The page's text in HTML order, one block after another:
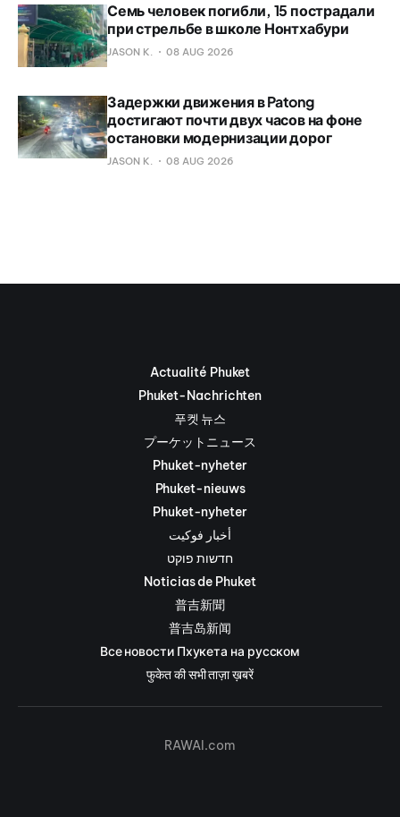
Семь человек погибли, 15 пострадали
при стрельбе в школе Нонтхабури
JASON K. 08 AUG 2026
Задержки движения в Patong
достигают почти двух часов на фоне
остановки модернизации дорог
JASON K. 08 AUG 2026
Actualité Phuket
Phuket-Nachrichten
푸켓 뉴스
プーケットニュース
Phuket-nyheter
Phuket-nieuws
Phuket-nyheter
أخبار فوكيت
חדשות פוקט
Noticias de Phuket
普吉新聞
普吉岛新闻
Все новости Пхукета на русском
फुकेत की सभी ताज़ा ख़बरें
RAWAI.com